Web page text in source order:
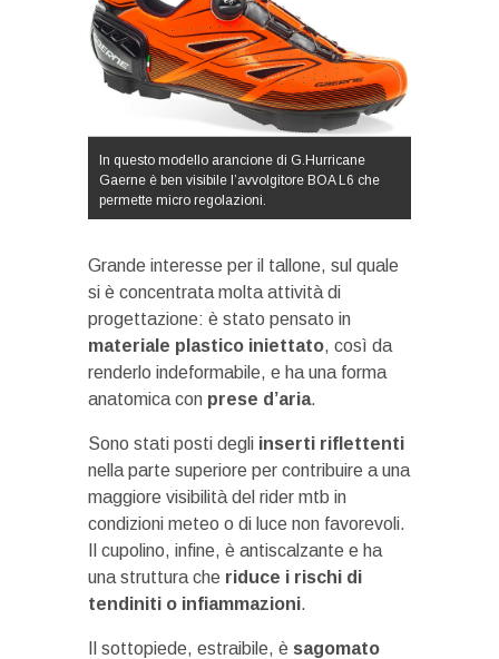
In questo modello arancione di G.Hurricane
Gaerne è ben visibile l’avvolgitore BOA L6 che
permette micro regolazioni.
Grande interesse per il tallone, sul quale
si è concentrata molta attività di
progettazione: è stato pensato in
materiale plastico iniettato, così da
renderlo indeformabile, e ha una forma
anatomica con prese d’aria.
Sono stati posti degli inserti riflettenti
nella parte superiore per contribuire a una
maggiore visibilità del rider mtb in
condizioni meteo o di luce non favorevoli.
Il cupolino, infine, è antiscalzante e ha
una struttura che riduce i rischi di
tendiniti o infiammazioni.
Il sottopiede, estraibile, è sagomato